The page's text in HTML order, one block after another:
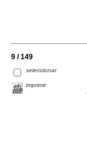
9 / 149
seleccionar
imprimir